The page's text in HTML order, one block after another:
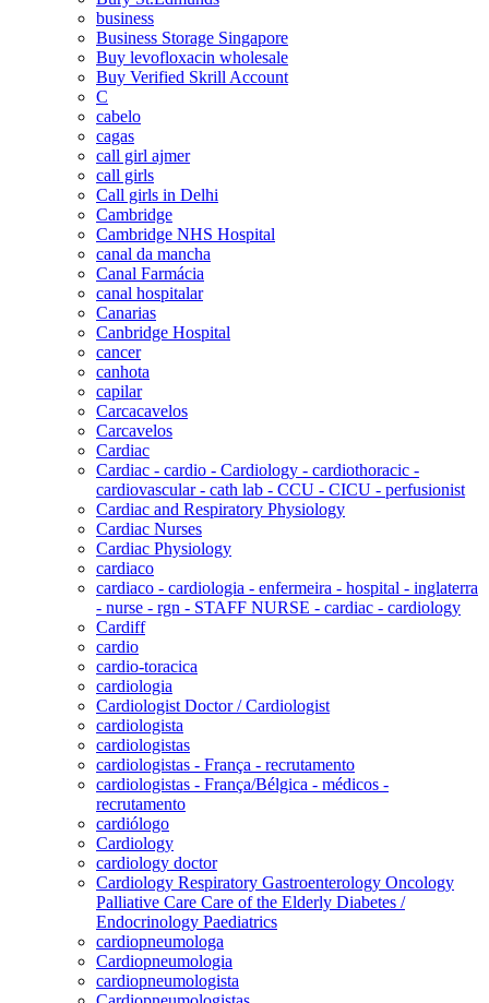
business
Business Storage Singapore
Buy levofloxacin wholesale
Buy Verified Skrill Account
C
cabelo
cagas
call girl ajmer
call girls
Call girls in Delhi
Cambridge
Cambridge NHS Hospital
canal da mancha
Canal Farmácia
canal hospitalar
Canarias
Canbridge Hospital
cancer
canhota
capilar
Carcacavelos
Carcavelos
Cardiac
Cardiac - cardio - Cardiology - cardiothoracic -
cardiovascular - cath lab - CCU - CICU - perfusionist
Cardiac and Respiratory Physiology
Cardiac Nurses
Cardiac Physiology
cardiaco
cardiaco - cardiologia - enfermeira - hospital - inglaterra
- nurse - rgn - STAFF NURSE - cardiac - cardiology
Cardiff
cardio
cardio-toracica
cardiologia
Cardiologist Doctor / Cardiologist
cardiologista
cardiologistas
cardiologistas - França - recrutamento
cardiologistas - França/Bélgica - médicos -
recrutamento
cardiólogo
Cardiology
cardiology doctor
Cardiology Respiratory Gastroenterology Oncology
Palliative Care Care of the Elderly Diabetes /
Endocrinology Paediatrics
cardiopneumologa
Cardiopneumologia
cardiopneumologista